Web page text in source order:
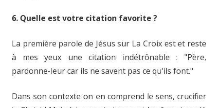
6. Quelle est votre citation favorite ?
La première parole de Jésus sur La Croix est et reste
à mes yeux une citation indétrônable : "Père,
pardonne-leur car ils ne savent pas ce qu'ils font."
Dans son contexte on en comprend le sens, crucifier